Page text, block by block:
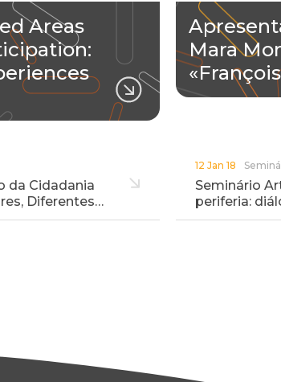
Areas
Mara
da Cidadania
Diferentes…
12 Jan 18
Seminário
periferia: